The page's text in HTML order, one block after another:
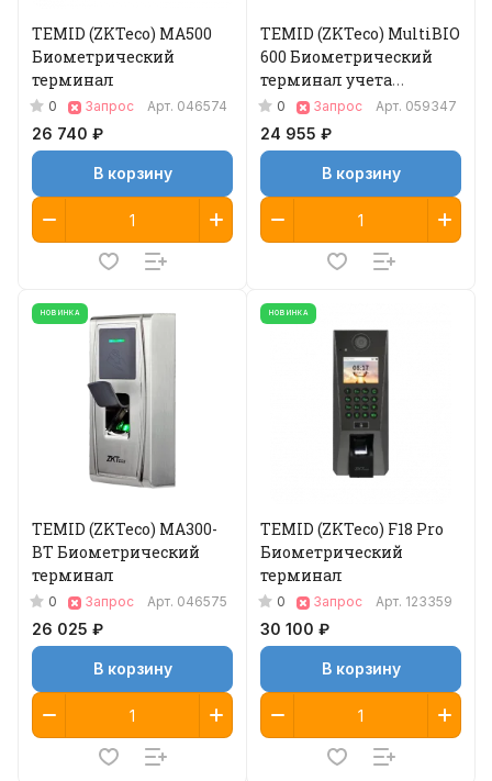
TEMID (ZKTeco) MA500
Биометрический
терминал
0 Запрос Арт. 046574
26 740 ₽
В корзину
TEMID (ZKTeco) MultiBIO
600 Биометрический
терминал учета
рабочего времени
0 Запрос Арт. 059347
24 955 ₽
В корзину
НОВИНКА
TEMID (ZKTeco) MA300-
BT Биометрический
терминал
0 Запрос Арт. 046575
26 025 ₽
В корзину
НОВИНКА
TEMID (ZKTeco) F18 Pro
Биометрический
терминал
0 Запрос Арт. 123359
30 100 ₽
В корзину